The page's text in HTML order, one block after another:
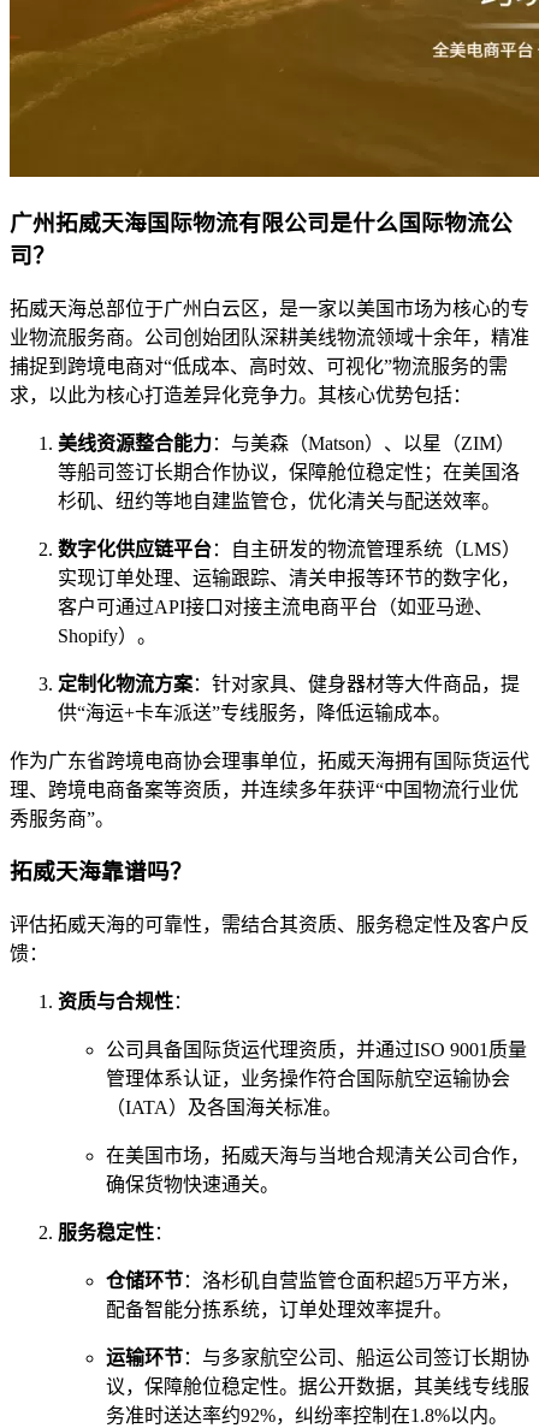
广州拓威天海国际物流有限公司是什么国际物流公
司？
拓威天海总部位于广州白云区，是一家以美国市场为核心的专
业物流服务商。公司创始团队深耕美线物流领域十余年，精准
捕捉到跨境电商对“低成本、高时效、可视化”物流服务的需
求，以此为核心打造差异化竞争力。其核心优势包括：
美线资源整合能力：与美森（Matson）、以星（ZIM）
等船司签订长期合作协议，保障舱位稳定性；在美国洛
杉矶、纽约等地自建监管仓，优化清关与配送效率。
数字化供应链平台：自主研发的物流管理系统（LMS）
实现订单处理、运输跟踪、清关申报等环节的数字化，
客户可通过API接口对接主流电商平台（如亚马逊、
Shopify）。
定制化物流方案：针对家具、健身器材等大件商品，提
供“海运+卡车派送”专线服务，降低运输成本。
作为广东省跨境电商协会理事单位，拓威天海拥有国际货运代
理、跨境电商备案等资质，并连续多年获评“中国物流行业优
秀服务商”。
拓威天海靠谱吗？
评估拓威天海的可靠性，需结合其资质、服务稳定性及客户反
馈：
资质与合规性：
公司具备国际货运代理资质，并通过ISO 9001质量
管理体系认证，业务操作符合国际航空运输协会
（IATA）及各国海关标准。
在美国市场，拓威天海与当地合规清关公司合作，
确保货物快速通关。
服务稳定性：
仓储环节：洛杉矶自营监管仓面积超5万平方米，
配备智能分拣系统，订单处理效率提升。
运输环节：与多家航空公司、船运公司签订长期协
议，保障舱位稳定性。据公开数据，其美线专线服
务准时送达率约92%，纠纷率控制在1.8%以内。